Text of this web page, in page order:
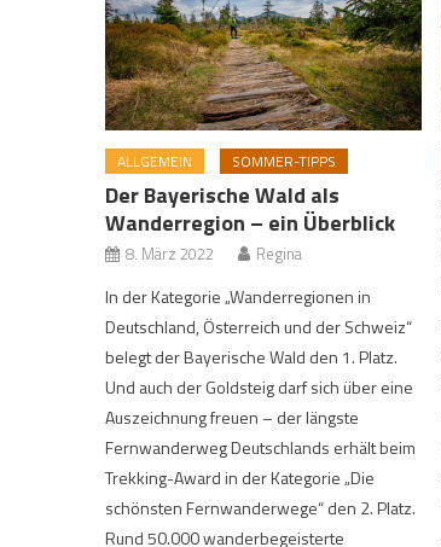
ALLGEMEIN SOMMER-TIPPS
Der Bayerische Wald als
Wanderregion – ein Überblick
8. März 2022 Regina
In der Kategorie „Wanderregionen in
Deutschland, Österreich und der Schweiz“
belegt der Bayerische Wald den 1. Platz.
Und auch der Goldsteig darf sich über eine
Auszeichnung freuen – der längste
Fernwanderweg Deutschlands erhält beim
Trekking-Award in der Kategorie „Die
schönsten Fernwanderwege“ den 2. Platz.
Rund 50.000 wanderbegeisterte